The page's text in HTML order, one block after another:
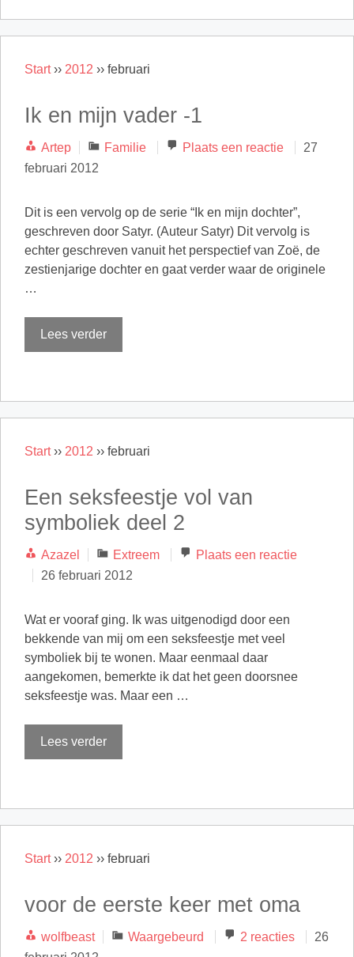
Start›› 2012 ›› februari
Ik en mijn vader -1
Artep Categorieën
Familie Plaats een reactie
27
februari 2012
Dit is een vervolg op de serie “Ik en mijn dochter”,
geschreven door Satyr. (Auteur Satyr) Dit vervolg is
echter geschreven vanuit het perspectief van Zoë, de
zestienjarige dochter en gaat verder waar de originele
…
Lees verder
Start›› 2012 ›› februari
Een seksfeestje vol van
symboliek deel 2
Azazel Categorieën
Extreem
Plaats een reactie
26 februari 2012
Wat er vooraf ging. Ik was uitgenodigd door een
bekkende van mij om een seksfeestje met veel
symboliek bij te wonen. Maar eenmaal daar
aangekomen, bemerkte ik dat het geen doorsnee
seksfeestje was. Maar een …
Lees verder
Start›› 2012 ›› februari
voor de eerste keer met oma
wolfbeast Categorieën
Waargebeurd 2 reacties
26